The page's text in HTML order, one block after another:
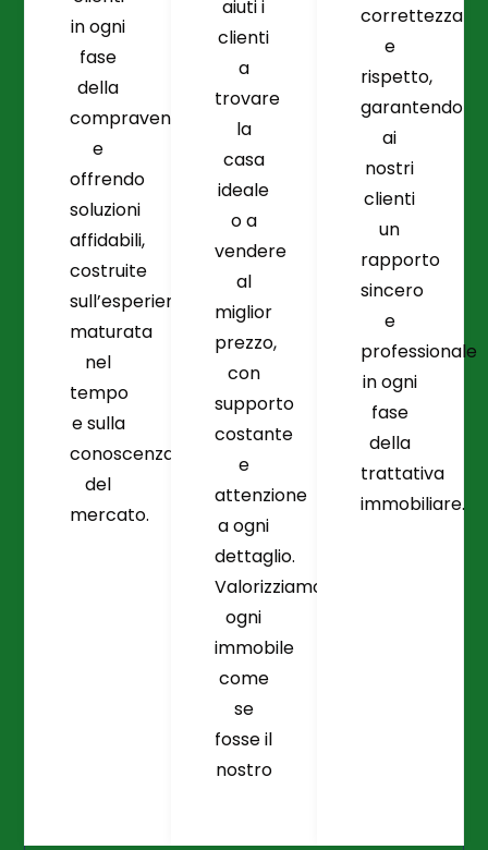
in ogni
fase
della
compravendita
e
offrendo
soluzioni
affidabili,
costruite
sull’esperienza
maturata
nel
tempo
e sulla
conoscenza
del
mercato.
aiuti i
clienti
a
trovare
la
casa
ideale
o a
vendere
al
miglior
prezzo,
con
supporto
costante
e
attenzione
a ogni
dettaglio.
Valorizziamo
ogni
immobile
come
se
fosse il
nostro
correttezza
e
rispetto,
garantendo
ai
nostri
clienti
un
rapporto
sincero
e
professionale
in ogni
fase
della
trattativa
immobiliare.